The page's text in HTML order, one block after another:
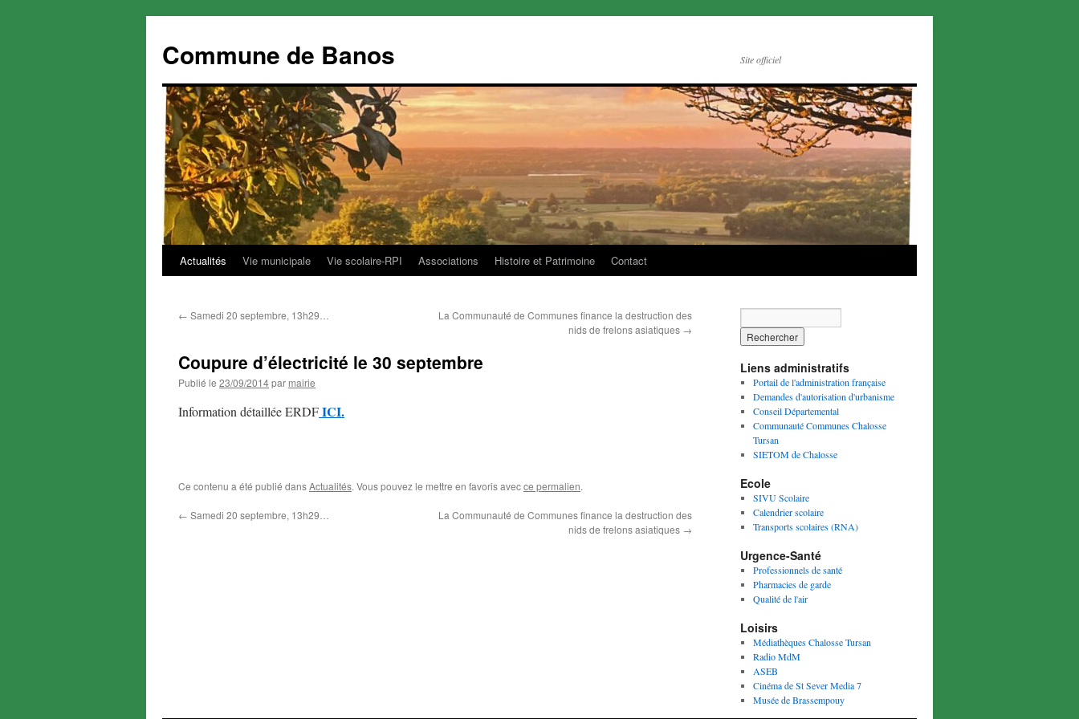
Commune de Banos Site officiel
Aller
contenu
Actualités Vie municipale Vie scolaire-RPI Associations Histoire et Patrimoine Contact
← Samedi 20 septembre, 13h29…
La Communauté de Communes finance la destruction des
nids de frelons asiatiques →
Coupure d’électricité le 30 septembre
Publié le 23/09/2014par mairie
Information détaillée ERDFICI.
Ce contenu a été publié dansActualités. Vous pouvez le mettre en favoris avecce permalien.
← Samedi 20 septembre, 13h29…
La Communauté de Communes finance la destruction des
nids de frelons asiatiques →
Liens administratifs
Portail de l'administration française
Demandes d'autorisation d'urbanisme
Conseil Départemental
Communauté Communes Chalosse
Tursan
SIETOM de Chalosse
Ecole
SIVU Scolaire
Calendrier scolaire
Transports scolaires (RNA)
Urgence-Santé
Professionnels de santé
Pharmacies de garde
Qualité de l'air
Loisirs
Médiathèques Chalosse Tursan
Radio MdM
ASEB
Cinéma de St Sever Media 7
Musée de Brassempouy